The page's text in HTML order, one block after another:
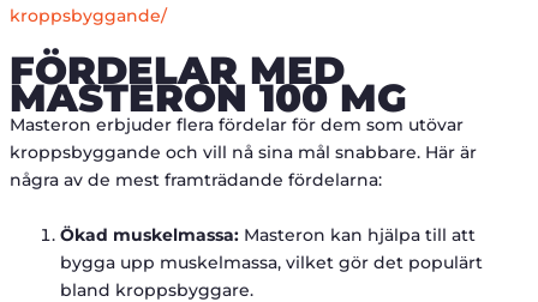
kroppsbyggande/
FÖRDELAR MED
MASTERON 100 MG
Masteron erbjuder flera fördelar för dem som utövar
kroppsbyggande och vill nå sina mål snabbare. Här är
några av de mest framträdande fördelarna:
Ökad muskelmassa:Masteron kan hjälpa till att
bygga upp muskelmassa, vilket gör det populärt
bland kroppsbyggare.